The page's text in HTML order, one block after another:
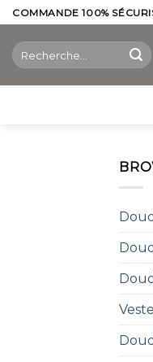
Skip
to
content
COMMANDE 100%
Recherche
pour :
Veste